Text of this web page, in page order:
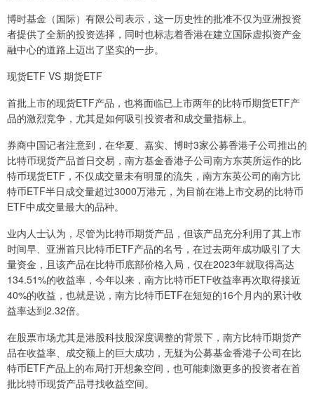
博时基金（国际）有限公司表示，这一历史性的批准不仅为亚洲投资
者提供了全新的投资选择，同时也标志着香港在建立国际虚拟资产金
融中心的道路上迈出了坚实的一步。
现货ETF VS 期货ETF
首批上市的现货ETF产品，也将面临已上市两年的比特币期货ETF产
品的激烈竞争，尤其是如何吸引投资者和成交量指标上。
券商中国记者注意到，在华夏、嘉实、博时3家公募香港子公司推出的
比特币现货产品首日交易，南方基金香港子公司南方东英所运作的比
特币现货ETF，不仅成交量未有明显的流失，南方东英公司的南方比
特币ETF半日成交量超过3000万港元，为目前在港上市交易的比特币
ETF中成交量最大的品种。
业内人士认为，尽管为比特币期货产品，但该产品充分利用了其上市
时间早、亚洲首只比特币ETF产品的名号，在过去两年成功吸引了大
量资金，且该产品在比特币底部价格入局，仅在2023年就取得高达
134.51%的收益率，今年以来，南方比特币ETF收益率再次取得接近
40%的收益，也就是说，南方比特币ETF在短短的16个月内的累计收
益率达到2.32倍。
在股票市场尤其是港股科技股深度调整的背景下，南方比特币期货产
品在收益率、成交额上的巨大成功，无疑为公募基金香港子公司在比
特币ETF产品上的布局打开想象空间，也可能刺激更多的投资者在首
批比特币现货产品寻找收益空间。